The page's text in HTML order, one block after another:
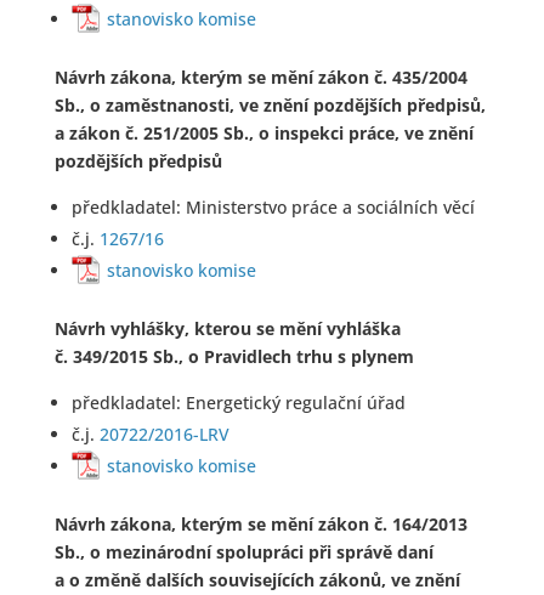
stanovisko komise
​Návrh zákona, kterým se mění zákon č. 435/2004
Sb., o zaměstnanosti, ve znění pozdějších předpisů,
a zákon č. 251/2005 Sb., o inspekci práce, ve znění
pozdějších předpisů
předkladatel: Ministerstvo práce a sociálních věcí
č.j. 1267/16
stanovisko komise
Návrh vyhlášky, kterou se mění vyhláška
č. 349/2015 Sb., o Pravidlech trhu s plynem
předkladatel: Energetický regulační úřad
č.j. 20722/2016-LRV
stanovisko komise​
Návrh zákona, kterým se mění zákon č. 164/2013
Sb., o mezinárodní spolupráci při správě daní
a o změně dalších souvisejících zákonů, ve znění